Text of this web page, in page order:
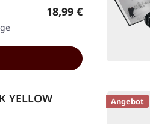
Regulärer Preis:
18,99 €
YELLOW
Angebot